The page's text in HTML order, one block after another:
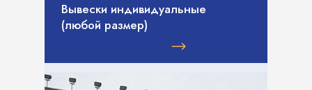
Вывески индивидуальные
(любой размер)